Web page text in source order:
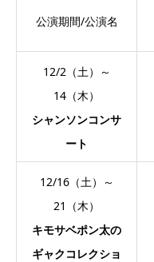
公演期間/公演名
12/2（土）～
14（木）
シャンソンコンサ
ート
12/16（土）～
21（木）
キモサベポン太の
ギャクコレクショ